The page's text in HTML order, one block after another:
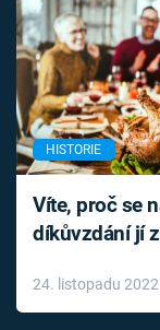
HISTORIE
Víte, proč se
díkůvzdání jí
24. listopadu